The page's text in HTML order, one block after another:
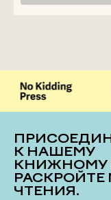
ПРИСОЕДИНЯЙТЕСЬ
К НАШЕМУ
КНИЖНОМУ
ЧТЕНИЯ.